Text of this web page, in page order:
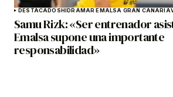
DESTACADOS HIDRAMAR EMALSA GRAN CANARIA
Samu Rizk: «Ser entrenador
Emalsa supone una importante
responsabilidad»